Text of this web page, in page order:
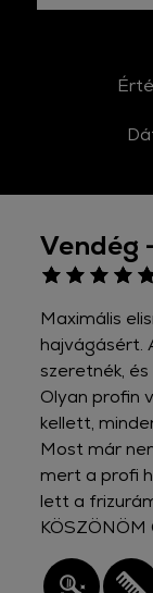
Vendég
Maximális
hajvágásért.
szeretnék,
Olyan profin
kellett,
Most már
mert a profi
lett a
KÖSZÖNÖM